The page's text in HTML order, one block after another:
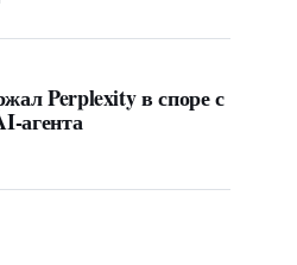
Perplexity в споре с
агента